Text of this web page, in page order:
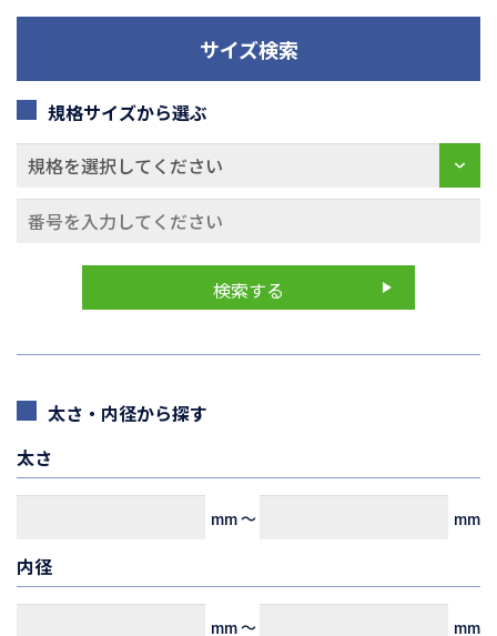
サイズ検索
規格サイズから選ぶ
太さ・内径から探す
太さ
mm～ mm
内径
mm～ mm